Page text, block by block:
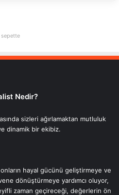
sepette
Nedir?
sizleri ağırlamaktan mutluluk
dinamik bir ekibiz.
hayal gücünü geliştirmeye ve
dönüştürmeye yardımcı oluyor,
zaman geçireceği, değerlerin ön